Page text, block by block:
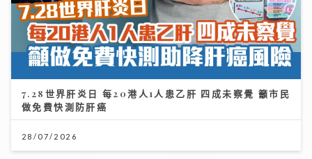
7.28世界肝炎日 每20港人1人患乙肝 四成未察覺 籲市民
做免費快測防肝癌
28/07/2026